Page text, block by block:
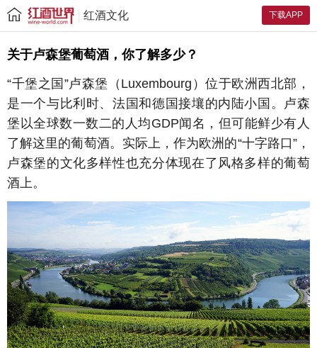
下载APP
红酒文化
关于卢森堡葡萄酒，你了解多少？
“千堡之国”卢森堡（ Luxembourg ）位于欧洲西北部，
是一个与比利时、法国和德国接壤的内陆小国。卢森
堡以全球数一数二的人均GDP闻名，但可能鲜少有人
了解这里的葡萄酒。实际上，作为欧洲的“十字路口”，
卢森堡的文化多样性也充分体现在了风格多样的葡萄
酒上。